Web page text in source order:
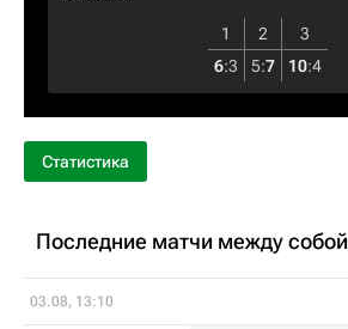
1 2
3
6:3 5:7 10:4
Статистика
Последние матчи между собой
03.08, 13:10